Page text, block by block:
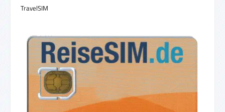
TravelSIM
Bildergalerie überspringen